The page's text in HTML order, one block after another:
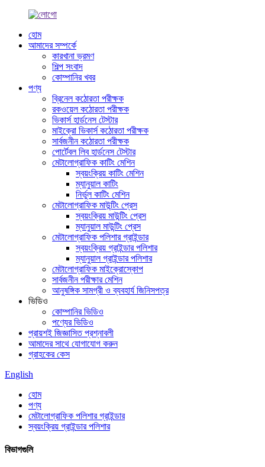
হোম
আমাদের সম্পর্কে
কারখানা ভ্রমণ
শিল্প সংবাদ
কোম্পানির খবর
পণ্য
ব্রিনেল কঠোরতা পরীক্ষক
রকওয়েল কঠোরতা পরীক্ষক
ভিকার্স হার্ডনেস টেস্টার
মাইক্রো ভিকার্স কঠোরতা পরীক্ষক
সার্বজনীন কঠোরতা পরীক্ষক
পোর্টেবল লিব হার্ডনেস টেস্টার
মেটালোগ্রাফিক কাটিং মেশিন
স্বয়ংক্রিয় কাটিং মেশিন
ম্যানুয়াল কাটিং
নির্ভুল কাটিং মেশিন
মেটালোগ্রাফিক মাউন্টিং প্রেস
স্বয়ংক্রিয় মাউন্টিং প্রেস
ম্যানুয়াল মাউন্টিং প্রেস
মেটালোগ্রাফিক পলিশার গ্রাইন্ডার
স্বয়ংক্রিয় গ্রাইন্ডার পলিশার
ম্যানুয়াল গ্রাইন্ডার পলিশার
মেটালোগ্রাফিক মাইক্রোস্কোপ
সার্বজনীন পরীক্ষার মেশিন
আনুষঙ্গিক সামগ্রী ও ব্যবহার্য জিনিসপত্র
ভিডিও
কোম্পানির ভিডিও
পণ্যের ভিডিও
প্রায়শই জিজ্ঞাসিত প্রশ্নাবলী
আমাদের সাথে যোগাযোগ করুন
গ্রাহকের কেস
English
হোম
পণ্য
মেটালোগ্রাফিক পলিশার গ্রাইন্ডার
স্বয়ংক্রিয় গ্রাইন্ডার পলিশার
বিভাগগুলি